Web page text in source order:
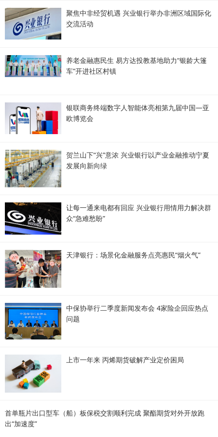
聚焦中非经贸机遇 兴业银行举办非洲区域国际化
交流活动
养老金融惠民生 易方达投教基地助力“银龄大篷
车”开进社区村镇
银联商务终端数字人智能体亮相第九届中国—亚
欧博览会
贺兰山下“兴”意浓 兴业银行以产业金融推动宁夏
发展向新向绿
让每一通来电都有回应 兴业银行用情用力解决群
众“急难愁盼”
天津银行：场景化金融服务点亮惠民“烟火气”
中保协举行二季度新闻发布会 4家险企回应热点
问题
上市一年来 丙烯期货破解产业定价困局
首单瓶片出口型车（船）板保税交割顺利完成 聚酯期货对外开放跑
出“加速度”